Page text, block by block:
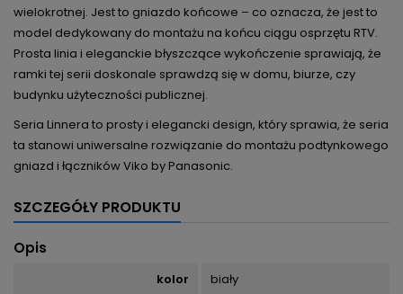
wielokrotnej. Jest to gniazdo końcowe – co oznacza, że jest to
model dedykowany do montażu na końcu ciągu osprzętu RTV.
Prosta linia i eleganckie błyszczące wykończenie sprawiają, że
ramki tej serii doskonale sprawdzą się w domu, biurze, czy
budynku użyteczności publicznej.
Seria Linnera to prosty i elegancki design, który sprawia, że seria
ta stanowi uniwersalne rozwiązanie do montażu podtynkowego
gniazd i łączników Viko by Panasonic.
SZCZEGÓŁY PRODUKTU
Opis
kolor biały